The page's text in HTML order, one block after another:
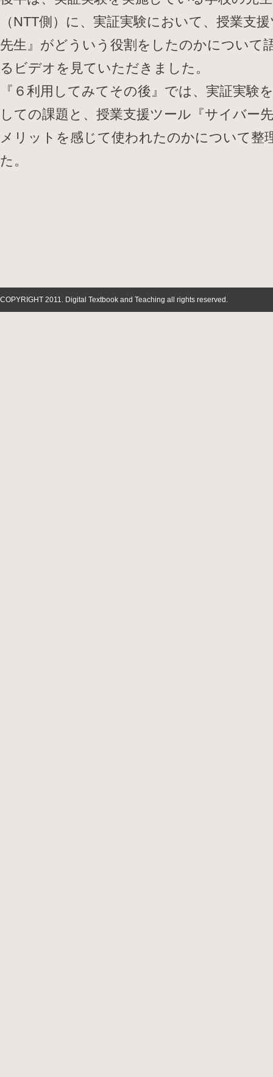
（NTT側）に、実証実験において、授業支
先生』がどういう役割をしたのかについて
るビデオを見ていただきました。
『６利用してみてその後』では、実証実験
しての課題と、授業支援ツール『サイバー
メリットを感じて使われたのかについて整
た。
COPYRIGHT 2011. Digital Textbook and Teaching all rights reserved.